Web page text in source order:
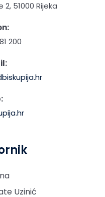
51000 Rijeka
200
Uzinić